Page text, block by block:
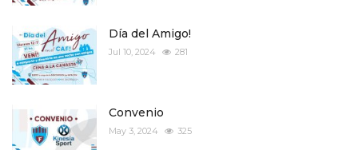
Día del Amigo!
Jul 10, 2024 281
Convenio
May 3, 2024 325